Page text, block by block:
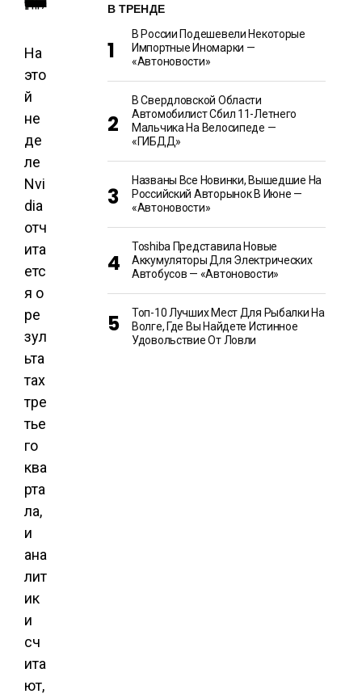
На
это
й
не
де
ле
Nvi
dia
отч
ита
етс
я о
ре
зул
ьта
тах
тре
тье
го
ква
рта
ла,
и
ана
лит
ик
и
сч
ита
ют,
В ТРЕНДЕ
В России Подешевели Некоторые
Импортные Иномарки —
«Автоновости»
В Свердловской Области
Автомобилист Сбил 11-Летнего
Мальчика На Велосипеде —
«ГИБДД»
Названы Все Новинки, Вышедшие На
Российский Авторынок В Июне —
«Автоновости»
Toshiba Представила Новые
Аккумуляторы Для Электрических
Автобусов — «Автоновости»
Топ-10 Лучших Мест Для Рыбалки На
Волге, Где Вы Найдете Истинное
Удовольствие От Ловли